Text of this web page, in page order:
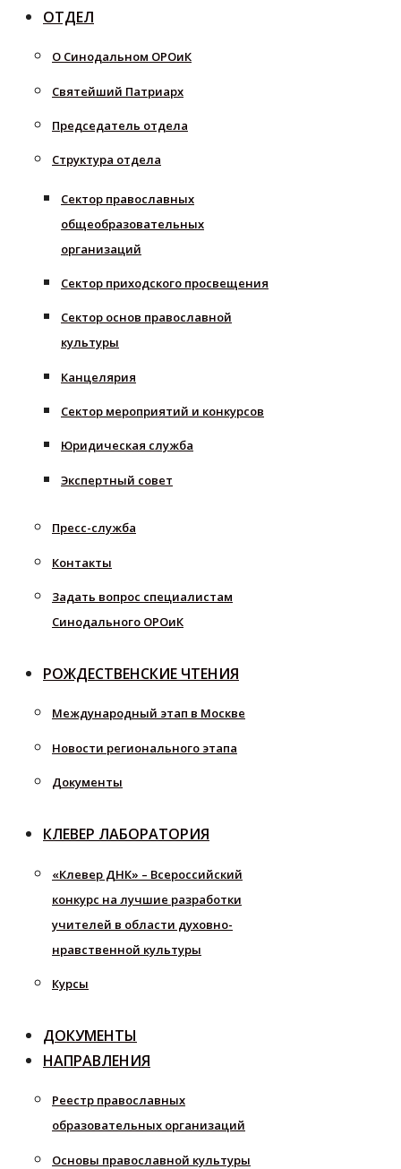
ОТДЕЛ
О Синодальном ОРОиК
Святейший Патриарх
Председатель отдела
Структура отдела
Сектор православных
общеобразовательных
организаций
Сектор приходского просвещения
Сектор основ православной
культуры
Канцелярия
Сектор мероприятий и конкурсов
Юридическая служба
Экспертный совет
Пресс-служба
Контакты
Задать вопрос специалистам
Синодального ОРОиК
РОЖДЕСТВЕНСКИЕ ЧТЕНИЯ
Международный этап в Москве
Новости регионального этапа
Документы
КЛЕВЕР ЛАБОРАТОРИЯ
«Клевер ДНК» – Всероссийский
конкурс на лучшие разработки
учителей в области духовно-
нравственной культуры
Курсы
ДОКУМЕНТЫ
НАПРАВЛЕНИЯ
Реестр православных
образовательных организаций
Основы православной культуры